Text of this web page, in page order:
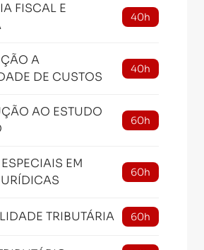
FISCAL E
40h
A
DE CUSTOS
40h
AO ESTUDO
60h
EM
60h
TRIBUTÁRIA 60h